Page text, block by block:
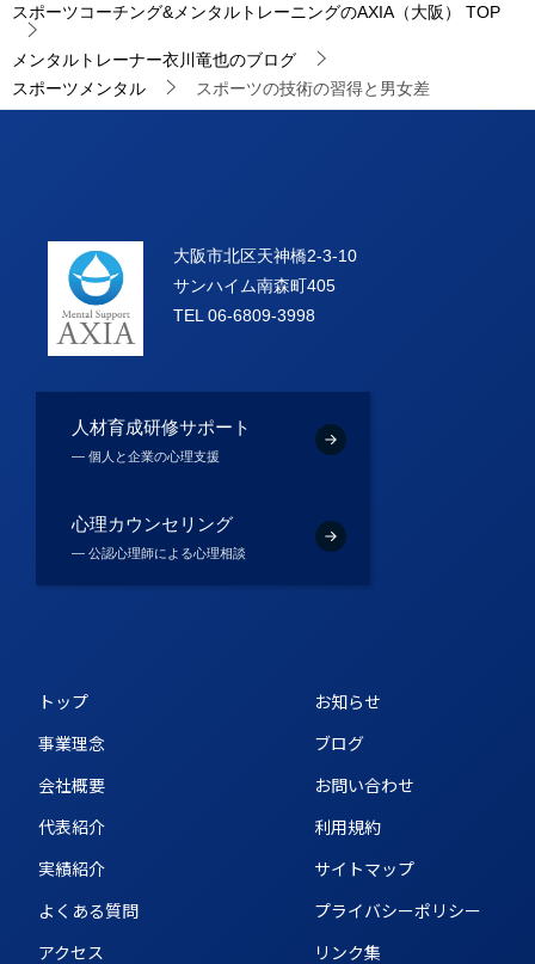
スポーツコーチング&メンタルトレーニングのAXIA（大阪） TOP
メンタルトレーナー衣川竜也のブログ
スポーツメンタル
スポーツの技術の習得と男女差
大阪市北区天神橋2-3-10
サンハイム南森町405
TEL 06-6809-3998
人材育成研修サポート
― 個人と企業の心理支援
心理カウンセリング
― 公認心理師による心理相談
トップ
事業理念
会社概要
代表紹介
実績紹介
よくある質問
アクセス
お知らせ
ブログ
お問い合わせ
利用規約
サイトマップ
プライバシーポリシー
リンク集